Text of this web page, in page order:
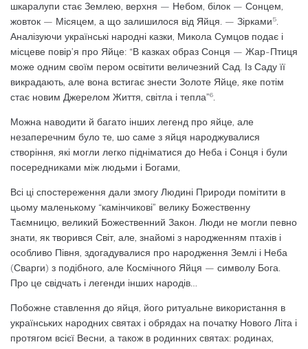
шкаралупи стає Землею, верхня — Не­бом, білок — Сонцем,
жовток — Місяцем, а що залишилося від Яйця. — Зірками5.
Аналізуючи українські народні казки, Ми­кола Сумцов подає і
місцеве повір’я про Яйце: “В казках образ Сонця — Жар-Птиця
може одним своїм пером освітити величез­ний Сад. Із Саду її
викрадають, але вона встигає знести Золоте Яйце, яке потім
стає новим Джерелом Життя, світла і тепла”6.
Можна наводити й багато інших легенд про яйце, але
незаперечним було те, шо са­ме з яйця народжувалися
створіння, які мо­гли легко підніматися до Неба і Сонця і бу­ли
посередниками між людьми і Богами,
Всі ці спостереження дали змогу Людині Природи помітити в
цьому маленькому “ка­мінчикові” велику Божественну
Таємницю, великий Божественний Закон. Люди не мо­гли певно
знати, як творився Світ, але, зна­йомі з народженням птахів і
особливо Пів­ня, здогадувалися про народження Землі і Неба
(Сварги) з подібного, але Космічного Яйця — символу Бога.
Про це свідчать і ле­генди інших народів…
Побожне ставлення до яйця, його ритуа­льне використання в
українських народних святах і обрядах на початку Нового Літа і
протягом всієї Весни, а також в родинних святах: родинах,